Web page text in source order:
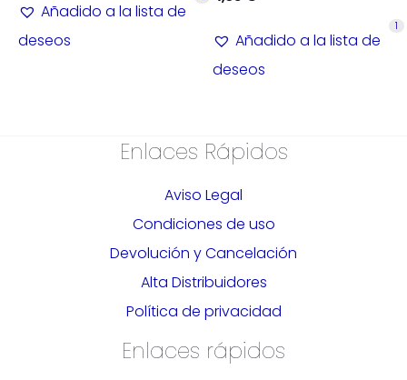
Añadido a la lista de
deseos
Añadido a la lista de
deseos
1
Enlaces Rápidos
Aviso Legal
Condiciones de uso
Devolución y Cancelación
Alta Distribuidores
Política de privacidad
Enlaces rápidos